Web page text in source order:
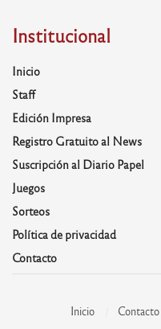
Institucional
Inicio
Staff
Edición Impresa
Registro Gratuito al News
Suscripción al Diario Papel
Juegos
Sorteos
Política de privacidad
Contacto
Inicio Contacto